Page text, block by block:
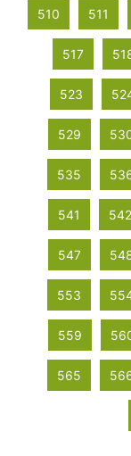
510 511
517
523
529
535
541 542
547
553
559
565